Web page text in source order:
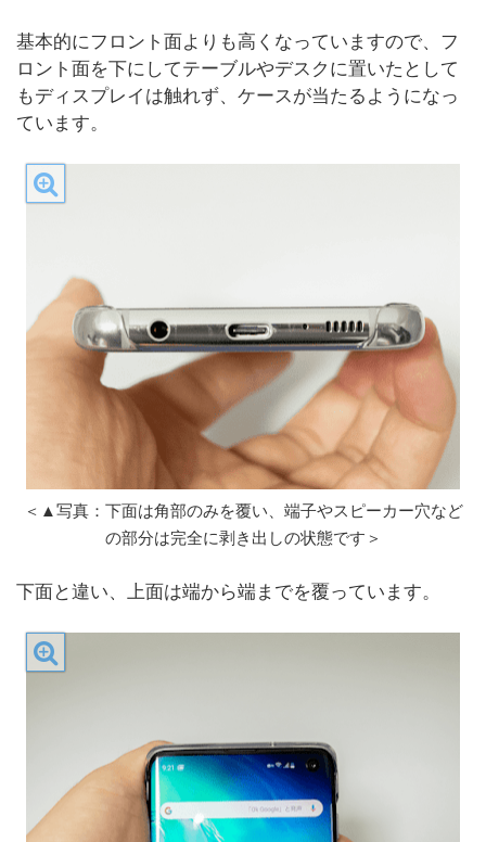
基本的にフロント面よりも高くなっていますので、フ
ロント面を下にしてテーブルやデスクに置いたとして
もディスプレイは触れず、ケースが当たるようになっ
ています。
＜▲写真：下面は角部のみを覆い、端子やスピーカー穴など
の部分は完全に剥き出しの状態です＞
下面と違い、上面は端から端までを覆っています。